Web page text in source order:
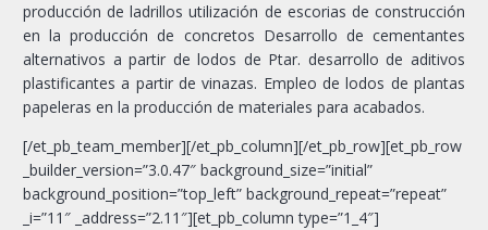
producción de ladrillos utilización de escorias de construcción
en la producción de concretos Desarrollo de cementantes
alternativos a partir de lodos de Ptar. desarrollo de aditivos
plastificantes a partir de vinazas. Empleo de lodos de plantas
papeleras en la producción de materiales para acabados.
[/et_pb_team_member][/et_pb_column][/et_pb_row][et_pb_row
_builder_version=”3.0.47″ background_size=”initial”
background_position=”top_left” background_repeat=”repeat”
_i=”11″ _address=”2.11″][et_pb_column type=”1_4″]